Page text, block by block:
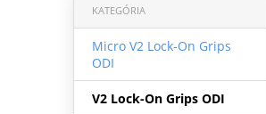
KATEGÓRIA
Micro V2 Lock-On Grips
ODI
V2 Lock-On Grips ODI